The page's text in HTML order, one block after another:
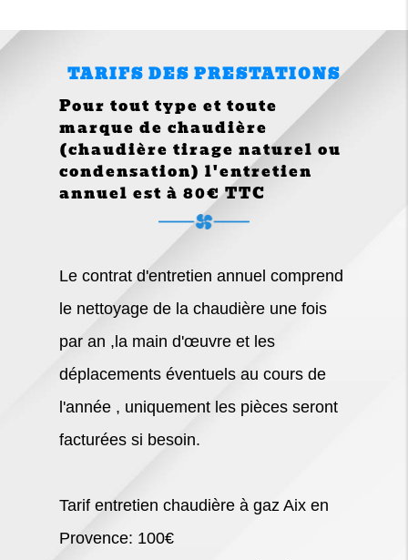
TARIFS DES PRESTATIONS
Pour tout type et toute
marque de chaudière
(chaudière tirage naturel ou
condensation) l'entretien
annuel est à 80€ TTC
Le contrat d'entretien annuel comprend
le nettoyage de la chaudière une fois
par an ,la main d'œuvre et les
déplacements éventuels au cours de
l'année , uniquement les pièces seront
facturées si besoin.
Tarif entretien chaudière à gaz Aix en
Provence: 100€